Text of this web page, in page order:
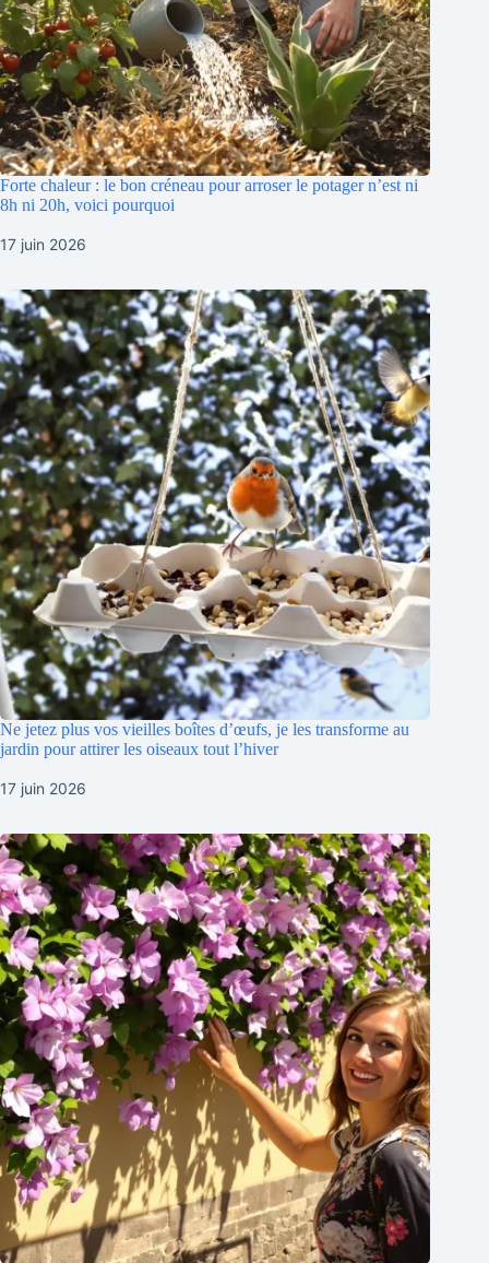
Forte chaleur : le bon créneau pour arroser le potager n’est ni
8h ni 20h, voici pourquoi
17 juin 2026
Ne jetez plus vos vieilles boîtes d’œufs, je les transforme au
jardin pour attirer les oiseaux tout l’hiver
17 juin 2026